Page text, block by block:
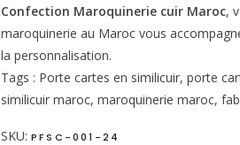
Confection Maroquinerie cuir Maroc,
maroquinerie au Maroc vous
la personnalisation.
Tags : Porte cartes en similicuir, porte
similicuir maroc, maroquinerie maroc,
SKU: PFSC-001-24